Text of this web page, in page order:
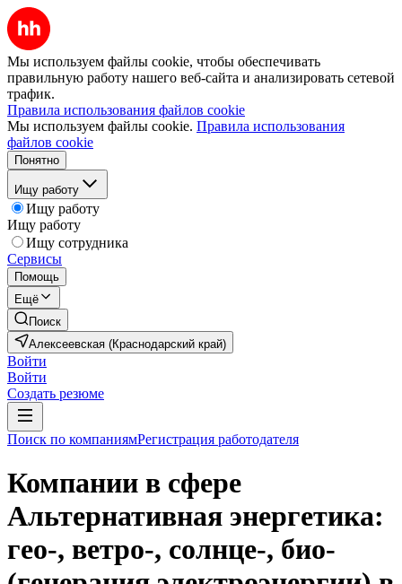
Мы используем файлы cookie, чтобы обеспечивать
правильную работу нашего веб-сайта и анализировать сетевой
трафик.
Правила использования файлов cookie
Мы используем файлы cookie. Правила использования
файлов cookie
Понятно
Ищу работу
Ищу работу
Ищу работу
Ищу сотрудника
Сервисы
Помощь
Ещё
Поиск
Алексеевская (Краснодарский край)
Войти
Войти
Создать резюме
Поиск по компаниямРегистрация работодателя
Компании в сфере
Альтернативная энергетика:
гео-, ветро-, солнце-, био-